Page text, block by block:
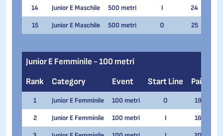
14 Junior E Maschile 500 metri I 24
15 Junior E Maschile 500 metri O 25
Junior E Femminile - 100 metri
Rank
Category Event Start Line Pair
1 Junior E Femminile 100 metri O 19
2 Junior E Femminile 100 metri I 16